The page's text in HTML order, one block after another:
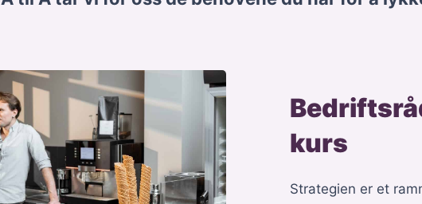
kurs
Strategien er et